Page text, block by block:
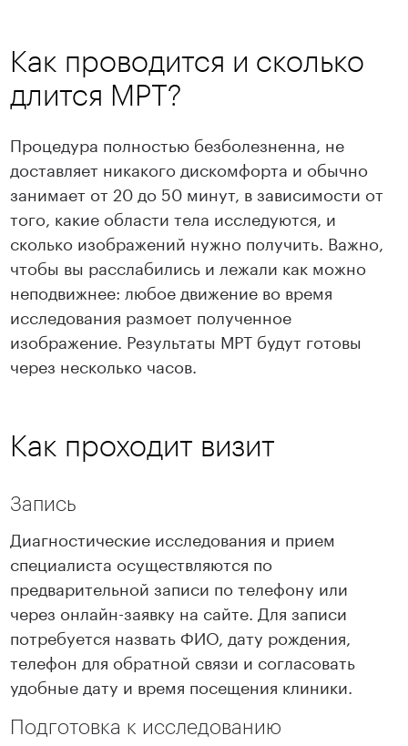
Как проводится и сколько
длится МРТ?
Процедура полностью безболезненна, не
доставляет никакого дискомфорта и обычно
занимает от 20 до 50 минут, в зависимости от
того, какие области тела исследуются, и
сколько изображений нужно получить. Важно,
чтобы вы расслабились и лежали как можно
неподвижнее: любое движение во время
исследования размоет полученное
изображение. Результаты МРТ будут готовы
через несколько часов.
Как проходит визит
Запись
Диагностические исследования и прием
специалиста осуществляются по
предварительной записи по телефону или
через онлайн-заявку на сайте. Для записи
потребуется назвать ФИО, дату рождения,
телефон для обратной связи и согласовать
удобные дату и время посещения клиники.
Подготовка к исследованию